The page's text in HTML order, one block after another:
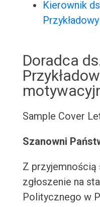
Kierownik
Doradca
Sample Cover
Szanowni
Z przyjemnością
zgłoszenie na
Politycznego w